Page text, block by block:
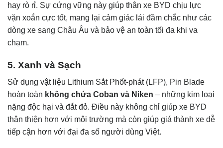
hay rò rỉ. Sự cứng vững này giúp thân xe BYD chịu lực
vặn xoắn cực tốt, mang lại cảm giác lái đầm chắc như các
dòng xe sang Châu Âu và bảo vệ an toàn tối đa khi va
chạm.
5. Xanh và Sạch
Sử dụng vật liệu Lithium Sắt Phốt-phát (LFP), Pin Blade
hoàn toàn không chứa Coban và Niken – những kim loại
nặng độc hại và đắt đỏ. Điều này không chỉ giúp xe BYD
thân thiện hơn với môi trường mà còn giúp giá thành xe dễ
tiếp cận hơn với đại đa số người dùng Việt.